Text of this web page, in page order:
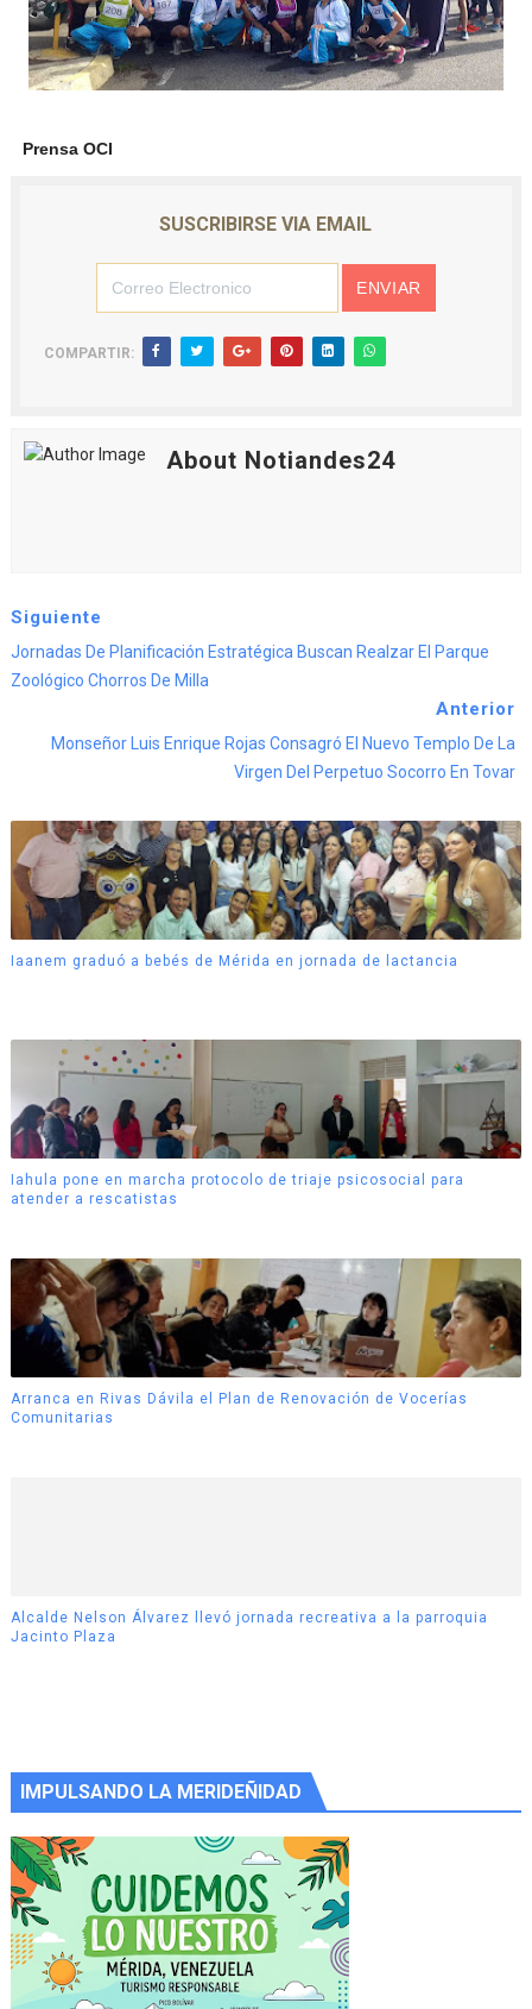
Prensa OCI
SUSCRIBIRSE VIA EMAIL
COMPARTIR:
About Notiandes24
Siguiente
Jornadas De Planificación Estratégica Buscan Realzar El Parque
Zoológico Chorros De Milla
Anterior
Monseñor Luis Enrique Rojas Consagró El Nuevo Templo De La
Virgen Del Perpetuo Socorro En Tovar
Iaanem graduó a bebés de Mérida en jornada de lactancia
Iahula pone en marcha protocolo de triaje psicosocial para
atender a rescatistas
Arranca en Rivas Dávila el Plan de Renovación de Vocerías
Comunitarias
Alcalde Nelson Álvarez llevó jornada recreativa a la parroquia
Jacinto Plaza
IMPULSANDO LA MERIDEÑIDAD